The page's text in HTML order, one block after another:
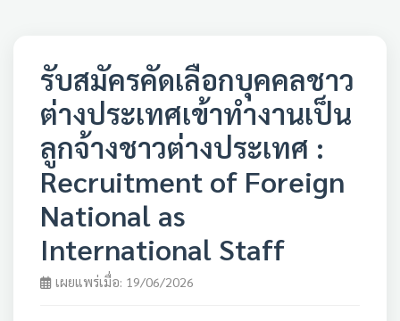
รับสมัครคัดเลือกบุคคลชาว
ต่างประเทศเข้าทำงานเป็น
ลูกจ้างชาวต่างประเทศ :
Recruitment of Foreign
National as
International Staff
เผยแพร่เมื่อ: 19/06/2026